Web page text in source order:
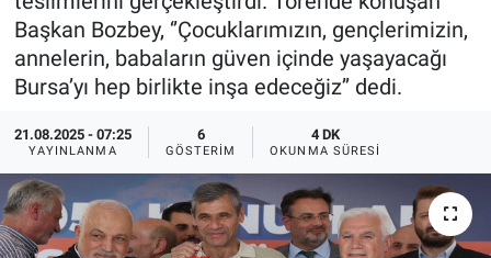
Başkan Bozbey, ‘’Çocuklarımızın, gençlerimizin,
annelerin, babaların güven içinde yaşayacağı
Bursa’yı hep birlikte inşa edeceğiz’’ dedi.
21.08.2025 - 07:25
YAYINLANMA
6
GÖSTERIM
4 DK
OKUNMA SÜRESI
Ege'den Esintiler
Ekonomi
İletişim